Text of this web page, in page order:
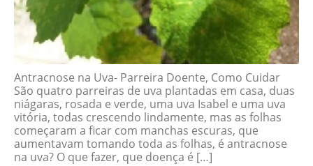
Antracnose na Uva- Parreira Doente, Como Cuidar
São quatro parreiras de uva plantadas em casa, duas
niágaras, rosada e verde, uma uva Isabel e uma uva
vitória, todas crescendo lindamente, mas as folhas
começaram a ficar com manchas escuras, que
aumentavam tomando toda as folhas, é antracnose
na uva? O que fazer, que doença é […]